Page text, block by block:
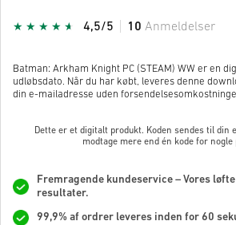
4,5/5 10 Anmeldelser
Batman: Arkham Knight PC (STEAM) WW er en
udløbsdato. Når du har købt, leveres denne
din e-mailadresse uden
Dette er et digitalt produkt. Koden sendes til din
modtage mere end én kode for nogle
Fremragende kundeservice – Vores
resultater.
99,9% af ordrer leveres inden for 60